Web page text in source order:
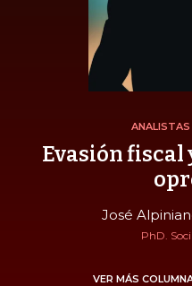
ANALISTAS
Evasión fiscal
José
PhD.
VER MÁS